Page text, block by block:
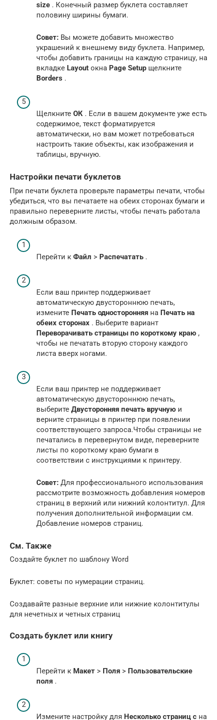
size . Конечный размер буклета составляет
половину ширины бумаги.
Совет: Вы можете добавить множество
украшений к внешнему виду буклета. Например,
чтобы добавить границы на каждую страницу, на
вкладке Layout окна Page Setup щелкните
Borders .
Щелкните ОК . Если в вашем документе уже есть
содержимое, текст форматируется
автоматически, но вам может потребоваться
настроить такие объекты, как изображения и
таблицы, вручную.
Настройки печати буклетов
При печати буклета проверьте параметры печати, чтобы
убедиться, что вы печатаете на обеих сторонах бумаги и
правильно переверните листы, чтобы печать работала
должным образом.
Перейти к Файл > Распечатать .
Если ваш принтер поддерживает
автоматическую двустороннюю печать,
измените Печать односторонняя на Печать на
обеих сторонах . Выберите вариант
Переворачивать страницы по короткому краю ,
чтобы не печатать вторую сторону каждого
листа вверх ногами.
Если ваш принтер не поддерживает
автоматическую двустороннюю печать,
выберите Двусторонняя печать вручную и
верните страницы в принтер при появлении
соответствующего запроса.Чтобы страницы не
печатались в перевернутом виде, переверните
листы по короткому краю бумаги в
соответствии с инструкциями к принтеру.
Совет: Для профессионального использования
рассмотрите возможность добавления номеров
страниц в верхний или нижний колонтитул. Для
получения дополнительной информации см.
Добавление номеров страниц.
См. Также
Создайте буклет по шаблону Word
Буклет: советы по нумерации страниц.
Создавайте разные верхние или нижние колонтитулы
для нечетных и четных страниц
Создать буклет или книгу
Перейти к Макет > Поля > Пользовательские
поля .
Измените настройку для Несколько страниц с на